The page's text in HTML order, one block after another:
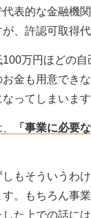
表的な金融機
、許認可取得
万円ほどの
金も用意でき
ってしまいます
「事業に必要
もそういうわ
。もちろん事
た上での話に